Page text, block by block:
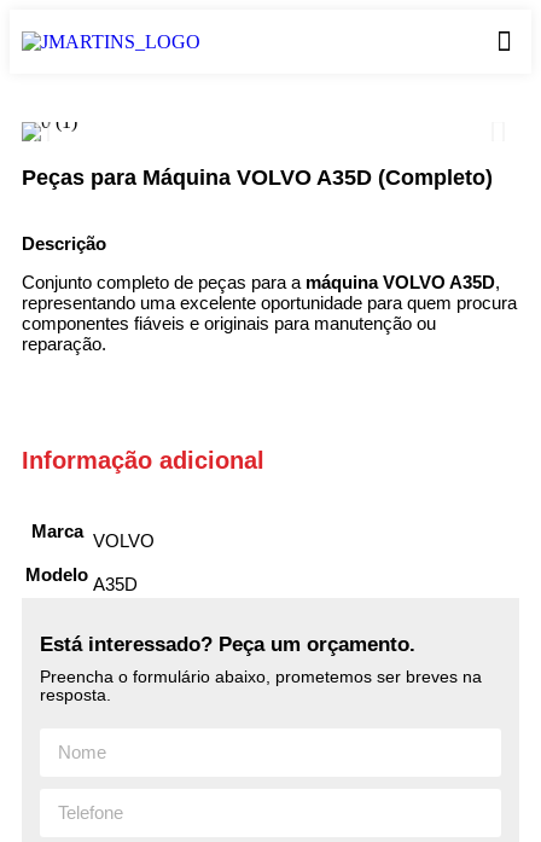
Peças para Máquina VOLVO A35D (Completo)
Descrição
Conjunto completo de peças para a máquina VOLVO A35D,
representando uma excelente oportunidade para quem procura
componentes fiáveis e originais para manutenção ou
reparação.
Informação adicional
Marca VOLVO
Modelo A35D
Está interessado? Peça um orçamento.
Preencha o formulário abaixo, prometemos ser breves na
resposta.